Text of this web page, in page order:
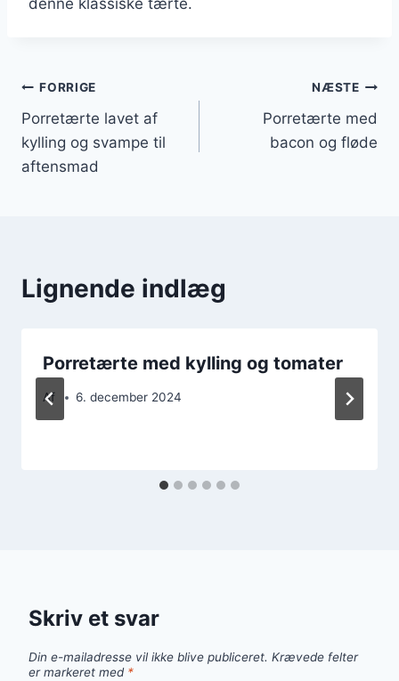
Indlægsnavigation
FORRIGE
Porretærte lavet af
kylling og svampe til
aftensmad
NÆSTE
Porretærte med
bacon og fløde
Lignende indlæg
Porretærte med kylling og tomater
Af 6. december 2024
Skriv et svar
Din e-mailadresse vil ikke blive publiceret. Krævede felter
er markeret med *